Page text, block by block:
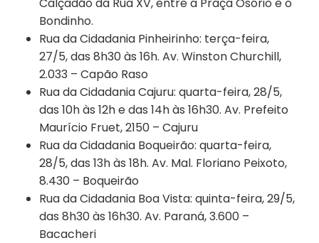
Bondinho.
Rua da Cidadania Pinheirinho: terça-feira,
27/5, das 8h30 às 16h. Av. Winston Churchill,
2.033 – Capão Raso
Rua da Cidadania Cajuru: quarta-feira, 28/5,
das 10h às 12h e das 14h às 16h30. Av. Prefeito
Maurício Fruet, 2150 – Cajuru
Rua da Cidadania Boqueirão: quarta-feira,
28/5, das 13h às 18h. Av. Mal. Floriano Peixoto,
8.430 – Boqueirão
Rua da Cidadania Boa Vista: quinta-feira, 29/5,
das 8h30 às 16h30. Av. Paraná, 3.600 –
Bacacheri